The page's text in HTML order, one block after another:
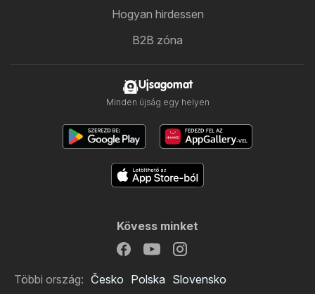
Hogyan hirdessen
B2B zóna
Ujsagomat
Minden újság egy helyen
Kövess minket
Többi ország: Česko Polska Slovensko